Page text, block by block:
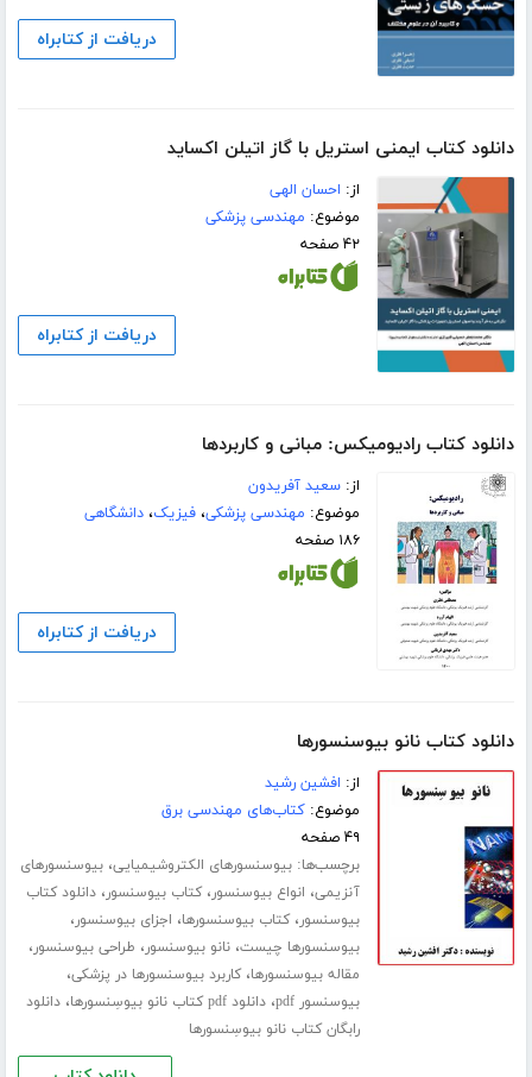
دریافت از کتابراه
دانلود کتاب ایمنی استریل با گاز اتیلن‌ اکساید
از: احسان الهی
موضوع: مهندسی پزشکی
۴۲ صفحه
دریافت از کتابراه
دانلود کتاب رادیومیکس: مبانی و کاربردها
از:سعید آفریدون
موضوع: مهندسی پزشکی،فیزیک،دانشگاهی
۱۸۶ صفحه
دریافت از کتابراه
دانلود کتاب نانو بیوسنسورها
از: افشین رشید
موضوع:کتاب‌های مهندسی برق
۴۹ صفحه
برچسب‌ها:بیوسنسورهای الکتروشیمیایی،بیوسنسورهای
آنزیمی، انواع بیوسنسور،کتاب بیوسنسور،دانلود کتاب
بیوسنسور،کتاب بیوسنسورها، اجزای بیوسنسور،
بیوسنسورها چیست،نانو بیوسنسور، طراحی بیوسنسور،
مقاله بیوسنسورها،کاربرد بیوسنسورها در پزشکی،
بیوسنسور pdf ،دانلود pdf کتاب نانو بیوسِنسورها ،دانلود
رابگان کتاب نانو بیوسِنسورها